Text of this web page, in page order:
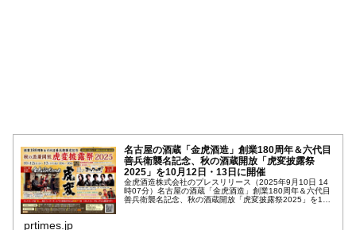
名古屋の酒蔵「金虎酒造」創業180周年＆六代目
善兵衛襲名記念、秋の酒蔵開放「虎変披露祭
2025」を10月12日・13日に開催
金虎酒造株式会社のプレスリリース（2025年9月10日 14
時07分）名古屋の酒蔵「金虎酒造」創業180周年＆六代目
善兵衛襲名記念、秋の酒蔵開放「虎変披露祭2025」を10
prtimes.jp